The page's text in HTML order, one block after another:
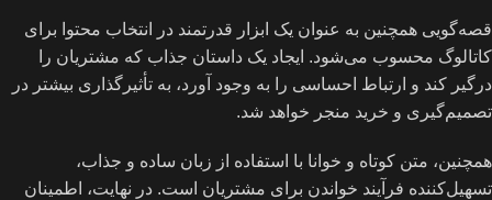
قصه‌گویی همچنین به عنوان یک ابزار قدرتمند در انتخاب محتوا برای
کاتالوگ محسوب می‌شود. ایجاد یک داستان جذاب که مشتریان را
درگیر کند و ارتباط احساسی را به وجود آورد، به تأثیرگذاری بیشتر در
تصمیم‌گیری و خرید منجر خواهد شد.
همچنین، متن کوتاه و خوانا با استفاده از زبان ساده و جذاب،
تسهیل‌کننده فرآیند خواندن برای مشتریان است. در نهایت، اطمینان